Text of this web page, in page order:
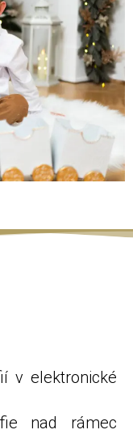
v elektronické
nad rámec